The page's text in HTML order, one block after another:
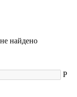
найдено
Р